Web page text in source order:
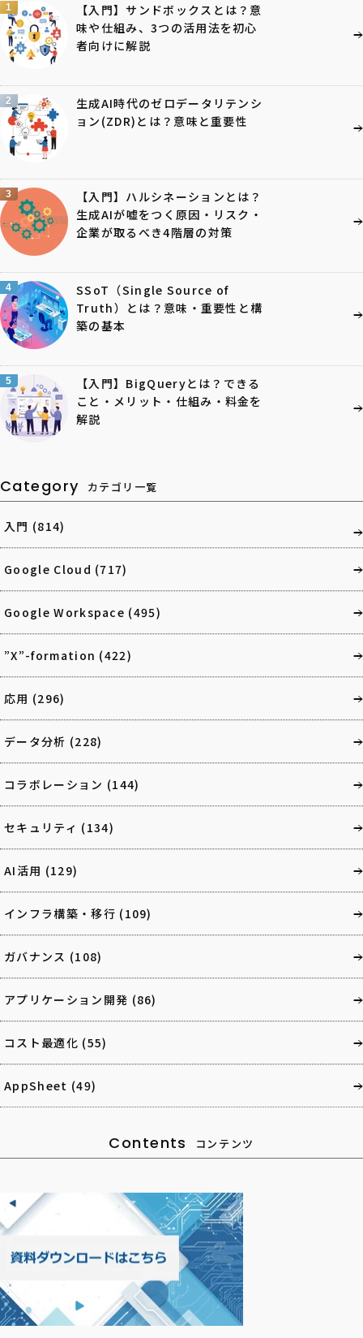
1
【入門】サンドボックスとは？意
味や仕組み、3つの活用法を初心
者向けに解説
2
生成AI時代のゼロデータリテンシ
ョン(ZDR)とは？意味と重要性
3
【入門】ハルシネーションとは？
生成AIが嘘をつく原因・リスク・
企業が取るべき4階層の対策
4
SSoT（Single Source of
Truth）とは？意味・重要性と構
築の基本
5
【入門】BigQueryとは？できる
こと・メリット・仕組み・料金を
解説
Category カテゴリ一覧
入門 (814)
Google Cloud (717)
Google Workspace (495)
”X”-formation (422)
応用 (296)
データ分析 (228)
コラボレーション (144)
セキュリティ (134)
AI活用 (129)
インフラ構築・移行 (109)
ガバナンス (108)
アプリケーション開発 (86)
コスト最適化 (55)
AppSheet (49)
Contents コンテンツ